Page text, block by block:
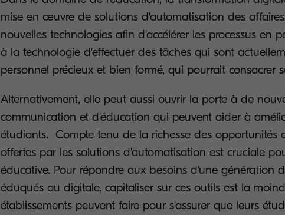
mise en œuvre de solutions d'automatisation des
nouvelles technologies afin d'accélérer les processus en
à la technologie d'effectuer des tâches qui sont
personnel précieux et bien formé, qui pourrait consacrer
Alternativement, elle peut aussi ouvrir la porte à de
communication et d'éducation qui peuvent aider à
étudiants. Compte tenu de la richesse des opportunités
offertes par les solutions d'automatisation est cruciale
éducative. Pour répondre aux besoins d'une génération
éduqués au digitale, capitaliser sur ces outils est la
établissements peuvent faire pour s'assurer que leurs